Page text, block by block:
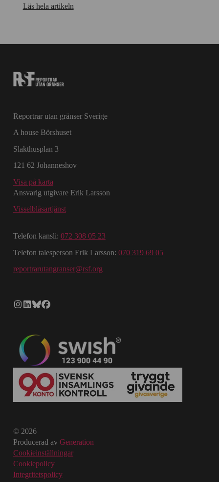
Läs hela artikeln
Reportrar utan gränser Sverige
A house Börshuset
Slakthusplan 3
121 62 Johanneshov
Visa på karta
Ansvarig utgivare Erik Larsson
Visselblåsartjänst
Telefon kansli: 072 308 05 23
Telefon talesperson Erik Larsson: 070 319 69 05
reportrarutangranser@rsf.org
© 2026
Producerad av Generation
Cookieinställningar
Cookiepolicy
Integritetspolicy